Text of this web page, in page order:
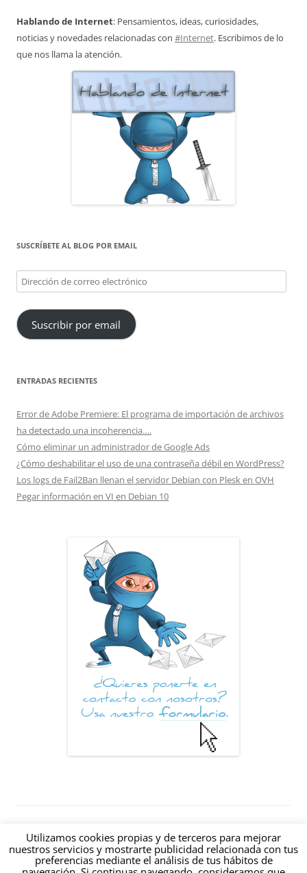
Hablando de Internet: Pensamientos, ideas, curiosidades,
noticias y novedades relacionadas con #Internet. Escribimos de lo
que nos llama la atención.
SUSCRÍBETE AL BLOG POR EMAIL
Dirección
de
correo
electrónico
Suscribir por email
ENTRADAS RECIENTES
Error de Adobe Premiere: El programa de importación de archivos
ha detectado una incoherencia….
Cómo eliminar un administrador de Google Ads
¿Cómo deshabilitar el uso de una contraseña débil en WordPress?
Los logs de Fail2Ban llenan el servidor Debian con Plesk en OVH
Pegar información en VI en Debian 10
© 2012-2026 Hablando de Internet: Un blog sobre Internet creado en
Valencia (España) |
|RSS|
estamos@hablandodeinternet.com
Utilizamos cookies propias y de terceros para mejorar
nuestros servicios y mostrarte publicidad relacionada con tus
preferencias mediante el análisis de tus hábitos de